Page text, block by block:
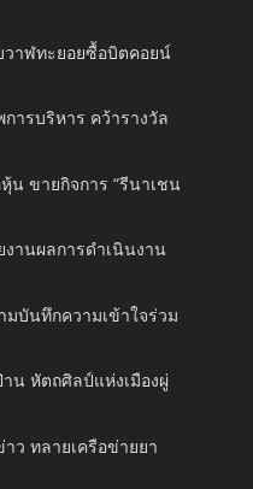
วาฬทะยอยซื้อบิตคอยน์
การบริหาร คว้ารางวัล
น ขายกิจการ “รีนาเชน
งานผลการดำเนินงาน
บันทึกความเข้าใจร่วม
น หัตถศิลป์แห่งเมืองผู่
ว ทลายเครือข่ายยา